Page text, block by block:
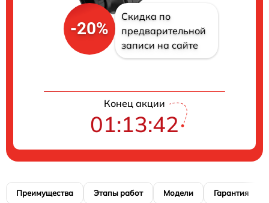
-20%
Скидка по
предварительной
записи на сайте
Конец акции
01:13:41
Преимущества Этапы работ Модели Гарантия